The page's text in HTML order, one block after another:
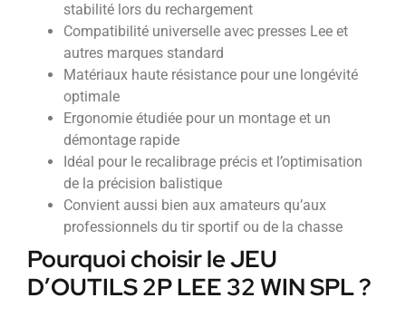
stabilité lors du rechargement
Compatibilité universelle avec presses Lee et
autres marques standard
Matériaux haute résistance pour une longévité
optimale
Ergonomie étudiée pour un montage et un
démontage rapide
Idéal pour le recalibrage précis et l’optimisation
de la précision balistique
Convient aussi bien aux amateurs qu’aux
professionnels du tir sportif ou de la chasse
Pourquoi choisir le JEU
D’OUTILS 2P LEE 32 WIN SPL ?